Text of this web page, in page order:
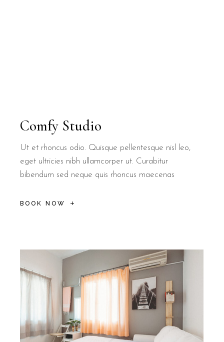
Comfy Studio
Ut et rhoncus odio. Quisque pellentesque nisl leo,
eget ultricies nibh ullamcorper ut. Curabitur
bibendum sed neque quis rhoncus maecenas
BOOK NOW